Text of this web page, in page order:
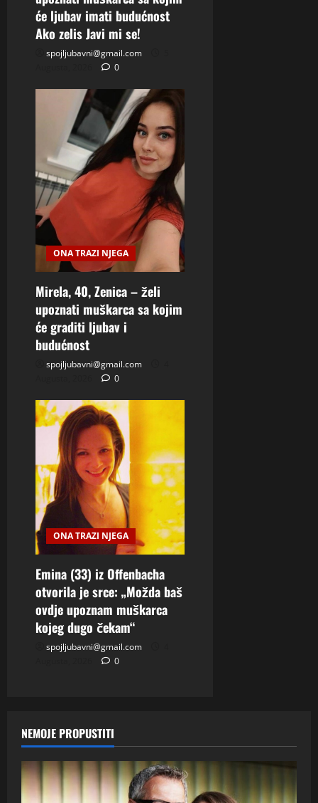
će ljubav imati budućnost
Ako zelis Javi mi se!
spojljubavni@gmail.com
0
ONA TRAZI NJEGA
Mirela, 40, Zenica – želi
upoznati muškarca sa kojim
će graditi ljubav i
budućnost
spojljubavni@gmail.com
0
ONA TRAZI NJEGA
Emina (33) iz Offenbacha
otvorila je srce: „Možda baš
ovdje upoznam muškarca
kojeg dugo čekam“
spojljubavni@gmail.com
0
NEMOJE PROPUSTITI